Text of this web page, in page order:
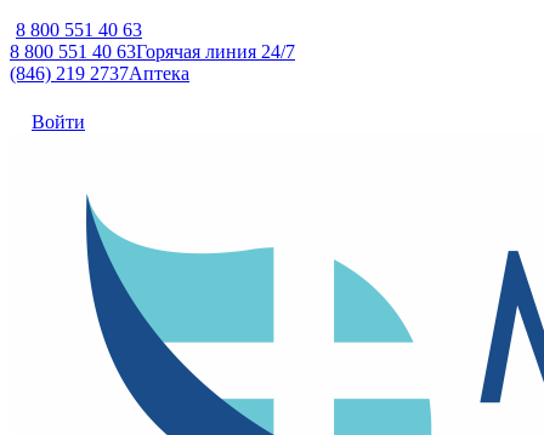
8 800 551 40 63
8 800 551 40 63Горячая линия 24/7
(846) 219 2737Аптека
Войти